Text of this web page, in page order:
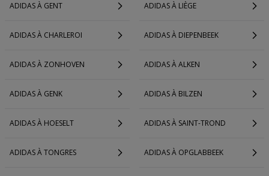
ADIDAS À GENT ADIDAS À LIÈGE
ADIDAS À CHARLEROI ADIDAS À DIEPENBEEK
ADIDAS À ZONHOVEN ADIDAS À ALKEN
ADIDAS À GENK ADIDAS À BILZEN
ADIDAS À HOESELT ADIDAS À SAINT-TROND
ADIDAS À TONGRES ADIDAS À OPGLABBEEK